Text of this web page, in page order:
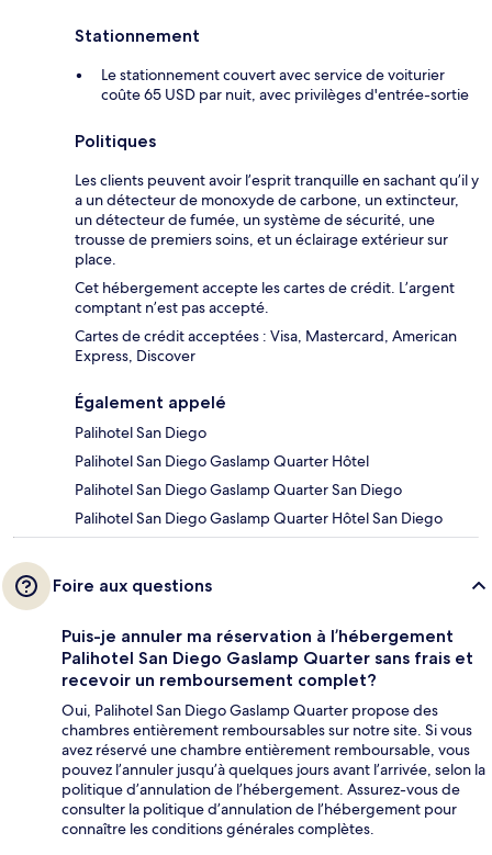
Stationnement
Le stationnement couvert avec service de voiturier
coûte 65 USD par nuit, avec privilèges d'entrée-sortie
Politiques
Les clients peuvent avoir l’esprit tranquille en sachant qu’il y
a un détecteur de monoxyde de carbone, un extincteur,
un détecteur de fumée, un système de sécurité, une
trousse de premiers soins, et un éclairage extérieur sur
place.
Cet hébergement accepte les cartes de crédit. L’argent
comptant n’est pas accepté.
Cartes de crédit acceptées : Visa, Mastercard, American
Express, Discover
Également appelé
Palihotel San Diego
Palihotel San Diego Gaslamp Quarter Hôtel
Palihotel San Diego Gaslamp Quarter San Diego
Palihotel San Diego Gaslamp Quarter Hôtel San Diego
Foire aux questions
Puis-je annuler ma réservation à l’hébergement
Palihotel San Diego Gaslamp Quarter sans frais et
recevoir un remboursement complet?
Oui, Palihotel San Diego Gaslamp Quarter propose des
chambres entièrement remboursables sur notre site. Si vous
avez réservé une chambre entièrement remboursable, vous
pouvez l’annuler jusqu’à quelques jours avant l’arrivée, selon la
politique d’annulation de l’hébergement. Assurez-vous de
consulter la politique d’annulation de l’hébergement pour
connaître les conditions générales complètes.